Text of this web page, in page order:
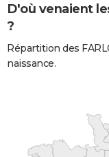
D'où venaient
?
Répartition des
naissance.